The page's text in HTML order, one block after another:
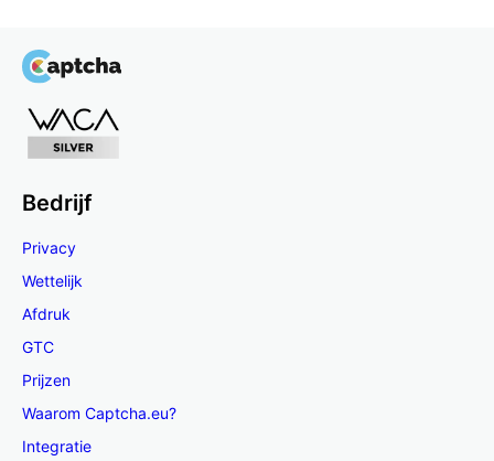
Bedrijf
Privacy
Wettelijk
Afdruk
GTC
Prijzen
Waarom Captcha.eu?
Integratie